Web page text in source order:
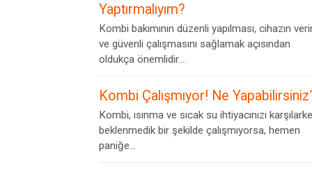
Yaptırmalıyım?
Kombi bakımının düzenli yapılması, cihazın
ve güvenli çalışmasını sağlamak açısından
oldukça önemlidir....
Kombi Çalışmıyor! Ne
Kombi, ısınma ve sıcak su ihtiyacınızı
beklenmedik bir şekilde çalışmıyorsa, hemen
paniğe...